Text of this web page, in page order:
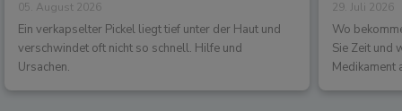
los?
05. August 2026
Ein verkapselter Pickel liegt tief unter der Haut und
verschwindet oft nicht so schnell. Hilfe und
Ursachen.
29. Juli 2026
Wo
Sie Zeit und
Medikament